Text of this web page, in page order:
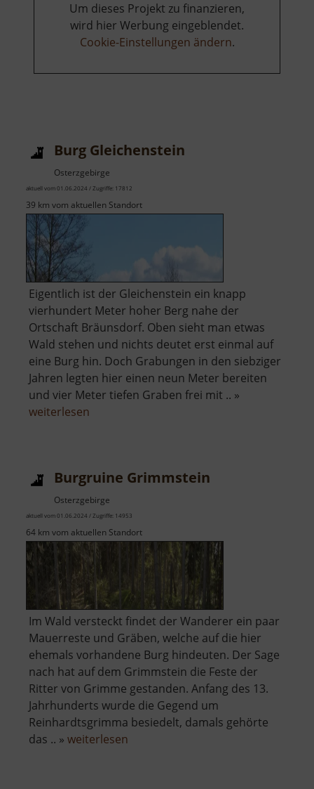
Um dieses Projekt zu finanzieren,
wird hier Werbung eingeblendet.
Cookie-Einstellungen ändern.
Burg Gleichenstein
Osterzgebirge
aktuell vom 01.06.2024 / Zugriffe: 17812
39 km vom aktuellen Standort
Eigentlich ist der Gleichenstein ein knapp
vierhundert Meter hoher Berg nahe der
Ortschaft Bräunsdorf. Oben sieht man etwas
Wald stehen und nichts deutet erst einmal auf
eine Burg hin. Doch Grabungen in den siebziger
Jahren legten hier einen neun Meter bereiten
und vier Meter tiefen Graben frei mit .. »
weiterlesen
Burgruine Grimmstein
Osterzgebirge
aktuell vom 01.06.2024 / Zugriffe: 14953
64 km vom aktuellen Standort
Im Wald versteckt findet der Wanderer ein paar
Mauerreste und Gräben, welche auf die hier
ehemals vorhandene Burg hindeuten. Der Sage
nach hat auf dem Grimmstein die Feste der
Ritter von Grimme gestanden. Anfang des 13.
Jahrhunderts wurde die Gegend um
Reinhardtsgrimma besiedelt, damals gehörte
das .. » weiterlesen